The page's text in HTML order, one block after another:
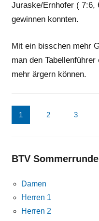
Juraske/Ernhofer ( 7:6,
gewinnen konnten.
Mit ein bisschen mehr
man den
mehr ärgern können.
der
Beiträge
1 2 3
BTV
Damen
Herren 1
Herren 2